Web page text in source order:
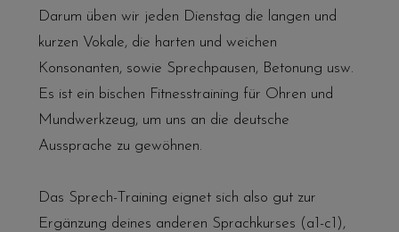
Darum üben wir jeden Dienstag die langen und
kurzen Vokale, die harten und weichen
Konsonanten, sowie Sprechpausen, Betonung usw.
Es ist ein bischen Fitnesstraining für Ohren und
Mundwerkzeug, um uns an die deutsche
Aussprache zu gewöhnen.
Das Sprech-Training eignet sich also gut zur
Ergänzung deines anderen Sprachkurses (a1-c1),